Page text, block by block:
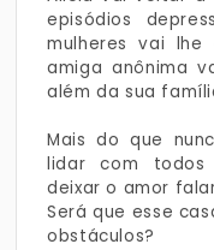
episódios
mulheres vai
amiga anônima
além da sua
Mais do que
lidar com todos
deixar o amor
Será que esse
obstáculos?